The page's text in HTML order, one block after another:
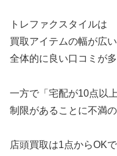
トレファクスタイルは
買取アイテムの幅が広
全体的に良い口コミが多
一方で「宅配が10点以
制限があることに不満
店頭買取は1点からOKで